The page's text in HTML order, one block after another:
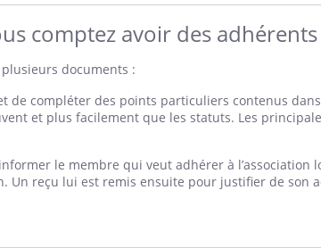
comptez avoir des adhérents
documents :
compléter des points particuliers contenus
et plus facilement que les statuts. Les
le membre qui veut adhérer à l’association
Un reçu lui est remis ensuite pour justifier de son